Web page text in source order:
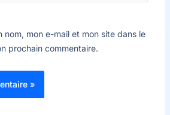
nom, mon e-mail et mon site dans le
prochain commentaire.